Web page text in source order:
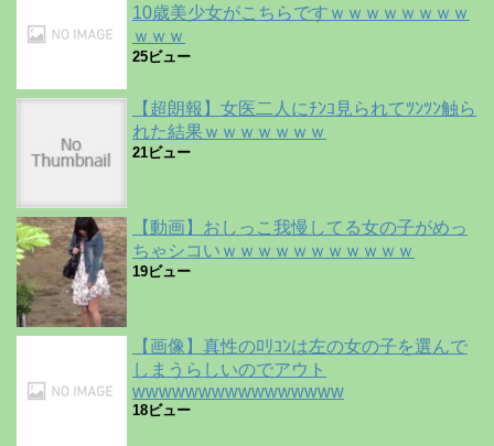
10歳美少女がこちらですｗｗｗｗｗｗｗｗ
ｗｗｗ
25ビュー
【超朗報】女医二人にﾁﾝｺ見られてﾂﾝﾂﾝ触ら
れた結果ｗｗｗｗｗｗｗ
21ビュー
【動画】おしっこ我慢してる女の子がめっ
ちゃシコいｗｗｗｗｗｗｗｗｗｗｗ
19ビュー
【画像】真性のﾛﾘｺﾝは左の女の子を選んで
しまうらしいのでアウト
wwwwwwwwwwwwwwww
18ビュー